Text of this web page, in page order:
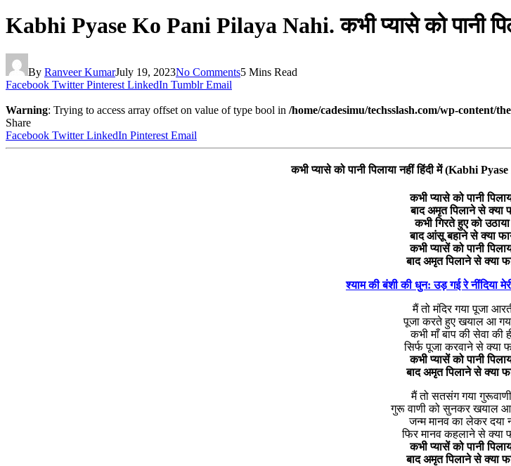
Kabhi Pyase Ko Pani Pilaya Nahi. कभी प्यासे को पानी
By Ranveer KumarJuly 19, 2023No Comments5 Mins Read
Facebook Twitter Pinterest LinkedIn Tumblr Email
Warning: Trying to access array offset on value of type bool in /home/cadesimu/techsslash.com/wp-content/
Share
Facebook Twitter LinkedIn Pinterest Email
कभी प्यासे को पानी पिलाया नहीं हिंदी में (Kabhi
कभी प्यासे को पानी
बाद अमृत पिलाने से क्या
कभी गिरते हुए को
बाद आंसू बहाने से क्या
कभी प्यासें को पानी
बाद अमृत पिलाने से क्या
श्याम की बंशी की धुन: उड़ गई रे नींदिया
मैं तो मंदिर गया पूजा
पूजा करते हुए खयाल आ
कभी माँ बाप की सेवा की
सिर्फ पूजा करवाने से क्या
कभी प्यासें को पानी
बाद अमृत पिलाने से क्या
मैं तो सतसंग गया
गुरू वाणी को सुनकर खयाल
जन्म मानव का लेकर दया
फिर मानव कहलाने से क्या
कभी प्यासें को पानी
बाद अमृत पिलाने से क्या